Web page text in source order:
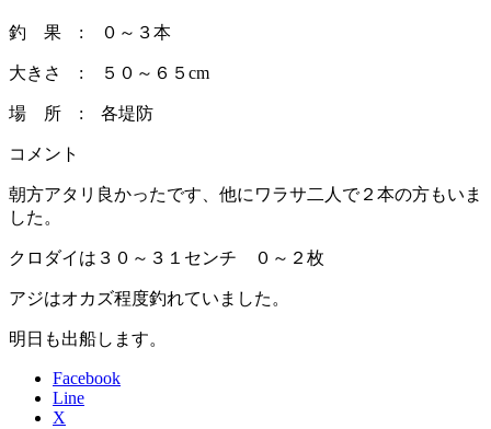
釣 果 : ０～３本
大きさ : ５０～６５cm
場 所 : 各堤防
コメント
朝方アタリ良かったです、他にワラサ二人で２本の方もいま
した。
クロダイは３０～３１センチ ０～２枚
アジはオカズ程度釣れていました。
明日も出船します。
Facebook
Line
X